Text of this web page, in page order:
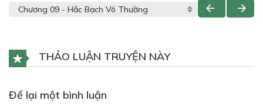
THẢO LUẬN TRUYỆN NÀY
Để lại một bình luận